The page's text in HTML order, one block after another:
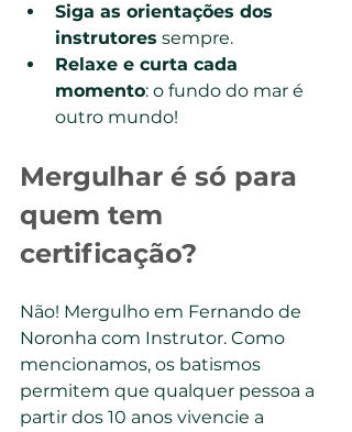
Siga as orientações dos
instrutores sempre.
Relaxe e curta cada
momento: o fundo do mar é
outro mundo!
Mergulhar é só para
quem tem
certificação?
Não! Mergulho em Fernando de
Noronha com Instrutor. Como
mencionamos, os batismos
permitem que qualquer pessoa a
partir dos 10 anos vivencie a